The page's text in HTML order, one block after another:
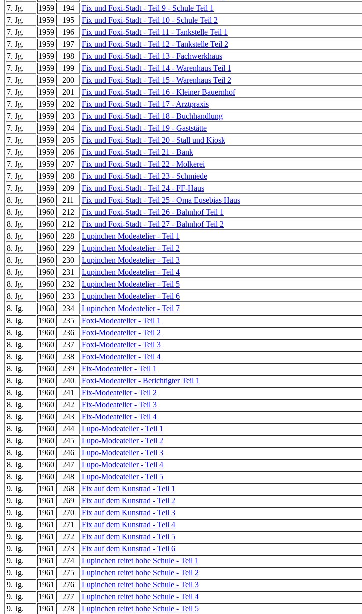
7. Jg.
1959 194 Fix und Foxi-Stadt - Teil 9 - Schule Teil 1
7. Jg.
1959 195 Fix und Foxi-Stadt - Teil 10 - Schule Teil 2
7. Jg.
1959 196 Fix und Foxi-Stadt - Teil 11 - Tankstelle Teil 1
7. Jg.
1959 197 Fix und Foxi-Stadt - Teil 12 - Tankstelle Teil 2
7. Jg.
1959 198 Fix und Foxi-Stadt - Teil 13 - Fachwerkhaus
7. Jg.
1959 199 Fix und Foxi-Stadt - Teil 14 - Warenhaus Teil 1
7. Jg.
1959 200 Fix und Foxi-Stadt - Teil 15 - Warenhaus Teil 2
7. Jg.
1959 201 Fix und Foxi-Stadt - Teil 16 - Kleiner Bauernhof
7. Jg.
1959 202 Fix und Foxi-Stadt - Teil 17 - Arztpraxis
7. Jg.
1959 203 Fix und Foxi-Stadt - Teil 18 - Buchhandlung
7. Jg.
1959 204 Fix und Foxi-Stadt - Teil 19 - Gaststätte
7. Jg.
1959 205 Fix und Foxi-Stadt - Teil 20 - Stall und Kiosk
7. Jg.
1959 206 Fix und Foxi-Stadt - Teil 21 - Bank
7. Jg.
1959 207 Fix und Foxi-Stadt - Teil 22 - Molkerei
7. Jg.
1959 208 Fix und Foxi-Stadt - Teil 23 - Schmiede
7. Jg.
1959 209 Fix und Foxi-Stadt - Teil 24 - FF-Haus
8. Jg.
1960 211 Fix und Foxi-Stadt - Teil 25 - Oma Eusebias Haus
8. Jg.
1960 212 Fix und Foxi-Stadt - Teil 26 - Bahnhof Teil 1
8. Jg.
1960 212 Fix und Foxi-Stadt - Teil 27 - Bahnhof Teil 2
8. Jg.
1960 228 Lupinchen Modeatelier - Teil 1
8. Jg.
1960 229 Lupinchen Modeatelier - Teil 2
8. Jg.
1960 230 Lupinchen Modeatelier - Teil 3
8. Jg.
1960 231 Lupinchen Modeatelier - Teil 4
8. Jg.
1960 232 Lupinchen Modeatelier - Teil 5
8. Jg.
1960 233 Lupinchen Modeatelier - Teil 6
8. Jg.
1960 234 Lupinchen Modeatelier - Teil 7
8. Jg.
1960 235 Foxi-Modeatelier - Teil 1
8. Jg.
1960 236 Foxi-Modeatelier - Teil 2
8. Jg.
1960 237 Foxi-Modeatelier - Teil 3
8. Jg.
1960 238 Foxi-Modeatelier - Teil 4
8. Jg.
1960 239 Fix-Modeatelier - Teil 1
8. Jg.
1960 240 Foxi-Modeatelier - Berichtigter Teil 1
8. Jg.
1960 241 Fix-Modeatelier - Teil 2
8. Jg.
1960 242 Fix-Modeatelier - Teil 3
8. Jg.
1960 243 Fix-Modeatelier - Teil 4
8. Jg.
1960 244 Lupo-Modeatelier - Teil 1
8. Jg.
1960 245 Lupo-Modeatelier - Teil 2
8. Jg.
1960 246 Lupo-Modeatelier - Teil 3
8. Jg.
1960 247 Lupo-Modeatelier - Teil 4
8. Jg.
1960 248 Lupo-Modeatelier - Teil 5
9. Jg.
1961 268 Fix auf dem Kunstrad - Teil 1
9. Jg.
1961 269 Fix auf dem Kunstrad - Teil 2
9. Jg.
1961 270 Fix auf dem Kunstrad - Teil 3
9. Jg.
1961 271 Fix auf dem Kunstrad - Teil 4
9. Jg.
1961 272 Fix auf dem Kunstrad - Teil 5
9. Jg.
1961 273 Fix auf dem Kunstrad - Teil 6
9. Jg.
1961 274 Lupinchen reitet hohe Schule - Teil 1
9. Jg.
1961 275 Lupinchen reitet hohe Schule - Teil 2
9. Jg.
1961 276 Lupinchen reitet hohe Schule - Teil 3
9. Jg.
1961 277 Lupinchen reitet hohe Schule - Teil 4
9. Jg.
1961 278 Lupinchen reitet hohe Schule - Teil 5